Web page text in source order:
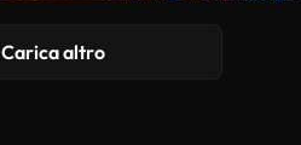
Carica altro